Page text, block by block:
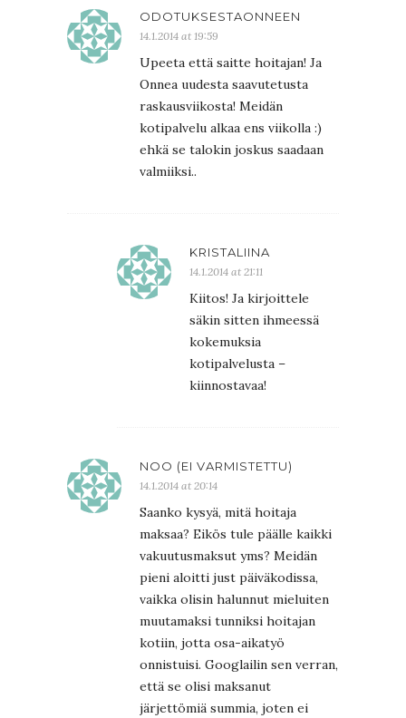
ODOTUKSESTAONNEEN
14.1.2014 at 19:59
Upeeta että saitte hoitajan! Ja
Onnea uudesta saavutetusta
raskausviikosta! Meidän
kotipalvelu alkaa ens viikolla :)
ehkä se talokin joskus saadaan
valmiiksi..
KRISTALIINA
14.1.2014 at 21:11
Kiitos! Ja kirjoittele
säkin sitten ihmeessä
kokemuksia
kotipalvelusta –
kiinnostavaa!
NOO (EI VARMISTETTU)
14.1.2014 at 20:14
Saanko kysyä, mitä hoitaja
maksaa? Eikös tule päälle kaikki
vakuutusmaksut yms? Meidän
pieni aloitti just päiväkodissa,
vaikka olisin halunnut mieluiten
muutamaksi tunniksi hoitajan
kotiin, jotta osa-aikatyö
onnistuisi. Googlailin sen verran,
että se olisi maksanut
järjettömiä summia, joten ei